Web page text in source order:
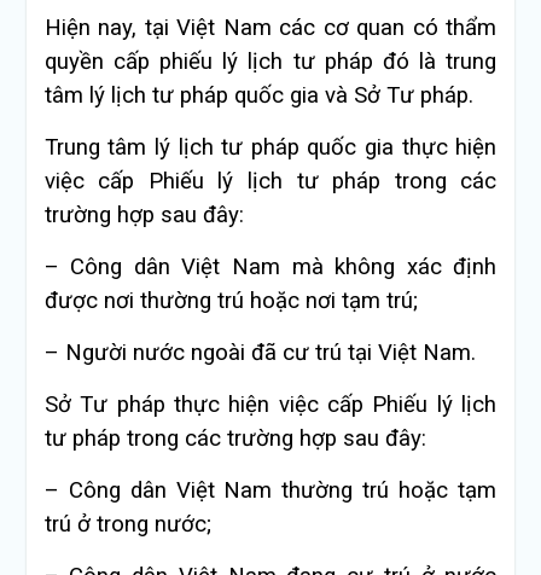
Hiện nay, tại Việt Nam các cơ quan có thẩm
quyền cấp phiếu lý lịch tư pháp đó là trung
tâm lý lịch tư pháp quốc gia và Sở Tư pháp.
Trung tâm lý lịch tư pháp quốc gia thực hiện
việc cấp Phiếu lý lịch tư pháp trong các
trường hợp sau đây:
– Công dân Việt Nam mà không xác định
được nơi thường trú hoặc nơi tạm trú;
– Người nước ngoài đã cư trú tại Việt Nam.
Sở Tư pháp thực hiện việc cấp Phiếu lý lịch
tư pháp trong các trường hợp sau đây:
– Công dân Việt Nam thường trú hoặc tạm
trú ở trong nước;